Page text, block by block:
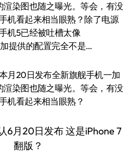
染图也随之曝光。等会，有没
机看起来相当眼熟？除了电源
机5已经被吐槽太像
提供的配置完全不是…
月20日发布全新旗舰手机一加
染图也随之曝光。等会，有没
机看起来相当眼熟？